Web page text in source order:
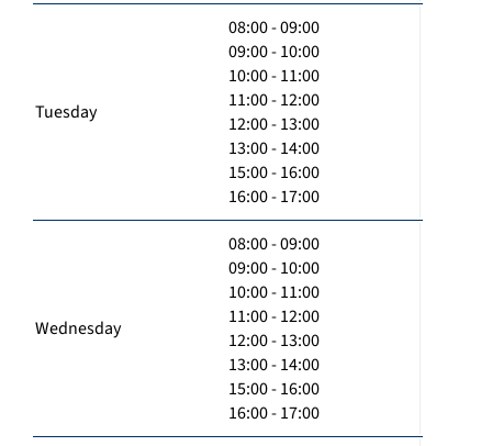
Tuesday
08:00 - 09:00
09:00 - 10:00
10:00 - 11:00
11:00 - 12:00
12:00 - 13:00
13:00 - 14:00
15:00 - 16:00
16:00 - 17:00
Wednesday
08:00 - 09:00
09:00 - 10:00
10:00 - 11:00
11:00 - 12:00
12:00 - 13:00
13:00 - 14:00
15:00 - 16:00
16:00 - 17:00